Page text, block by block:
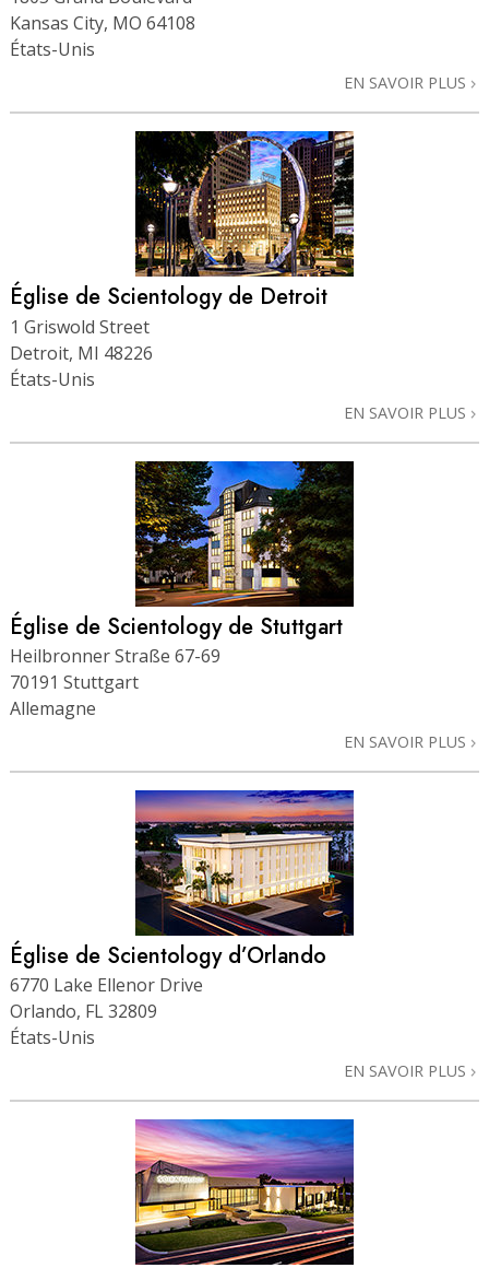
Kansas City, MO 64108
États-Unis
EN SAVOIR PLUS
Église de Scientology de Detroit
1 Griswold Street
Detroit, MI 48226
États-Unis
EN SAVOIR PLUS
Église de Scientology de Stuttgart
Heilbronner Straße 67-69
70191 Stuttgart
Allemagne
EN SAVOIR PLUS
Église de Scientology d’Orlando
6770 Lake Ellenor Drive
Orlando, FL 32809
États-Unis
EN SAVOIR PLUS